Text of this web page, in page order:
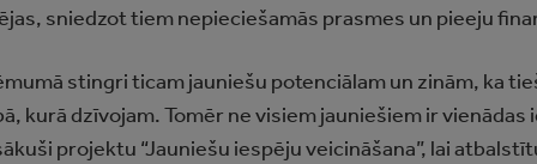
sniedzot tiem nepieciešamās prasmes un pieeju
stingri ticam jauniešu potenciālam un zinām, ka
kurā dzīvojam. Tomēr ne visiem jauniešiem ir vienādas
projektu “Jauniešu iespēju veicināšana”, lai